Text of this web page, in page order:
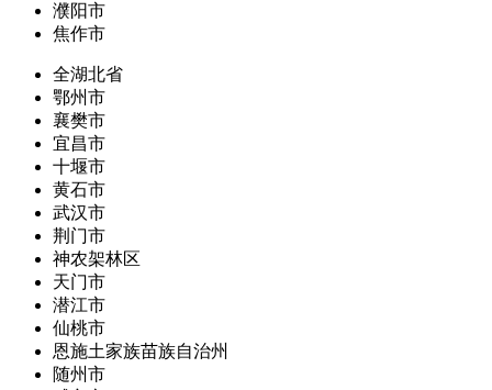
濮阳市
焦作市
全湖北省
鄂州市
襄樊市
宜昌市
十堰市
黄石市
武汉市
荆门市
神农架林区
天门市
潜江市
仙桃市
恩施土家族苗族自治州
随州市